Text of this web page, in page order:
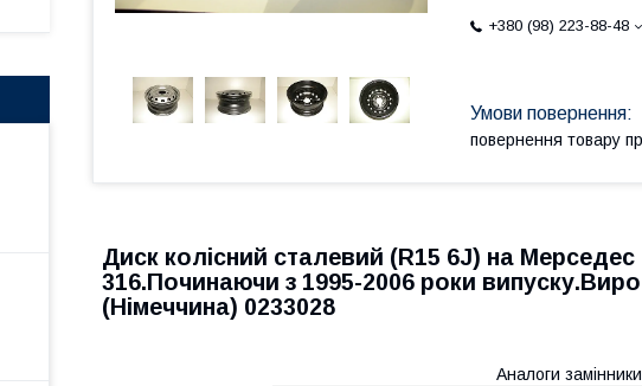
+380 (98) 223-88-48
повернення товару
Диск колісний сталевий (R15 6J) на
316.Починаючи з 1995-2006 роки
(Німеччина) 0233028
Аналоги замінники